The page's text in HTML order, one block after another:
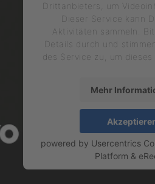
Drittanbieters, um
Dieser Service kann
Aktivitäten sammeln.
Details durch und
des Service zu, um dieses
Mehr
powered by Usercentrics
Platform &